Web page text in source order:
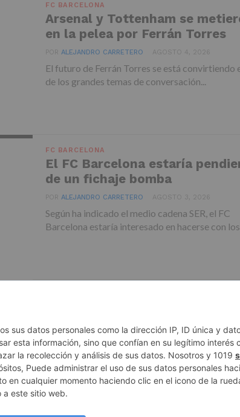
FC BARCELONA
Arsenal y Tottenham se
en la pelea por Ferrán Torres
PORALEJANDRO CARRETERO AGOSTO 4, 2026
El futuro de Ferrán Torres se está convirtiendo
de los grandes temas de conversación...
FC BARCELONA
El FC Barcelona estaría
de un fichaje bomba
PORALEJANDRO CARRETERO AGOSTO 3, 2026
Según ha indicado el medio cadena SER, el FC
Barcelona estaría interesado en hacerse con
DE PRIVACIDAD AUTORES CONTACTO